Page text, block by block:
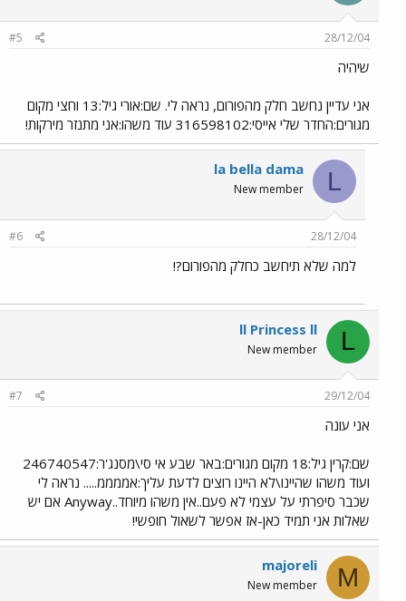
28/12/04
#5
שיהיה
אני עדיין נחשב חלק מהפורום, נראה לי. שם:אורי גיל:13 וחצי מקום
מגורים:החדר שלי אייסי:316598102 עוד משהו:אני מתנזר מירקות!
L
la bella dama
New member
28/12/04
#6
למה שלא תיחשב כחלק מהפורום?!
L
ll Princess ll
New member
29/12/04
#7
אני עונה
שם:קרין גיל:18 מקום מגורים:באר שבע אי סי\מסנג'ר:246740547
ועוד משהו שהיינו\לא היינו רוצים לדעת עליך:אממממ..... נראה לי
שכבר סיפרתי על עצמי לא פעם..אין משהו מיוחד..Anyway אם יש
שאלות אני תמיד כאן-אז אפשר לשאול חופשי!
M
majoreli
New member